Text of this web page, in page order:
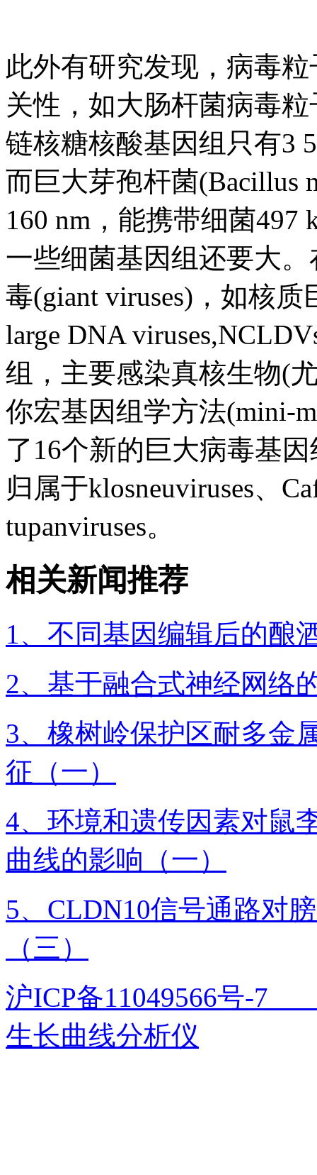
此外有研究发现，病毒
关性，如大肠杆菌病毒
链核糖核酸基因组只有3
而巨大芽孢杆菌(Bacillus
160 nm，能携带细菌
一些细菌基因组还要大
毒(giant viruses)，如核质
large DNA
组，主要感染真核生物(
你宏基因组学方法(mini-
了16个新的巨大病毒基
归属于klosneuviruses、
tupanviruses。
相关新闻推荐
1、不同基因编辑后的酿
2、基于融合式神经网络
3、橡树岭保护区耐多金
征（一）
4、环境和遗传因素对鼠
曲线的影响（一）
5、CLDN10信号通路对
（三）
沪ICP备11049566号
生长曲线分析仪